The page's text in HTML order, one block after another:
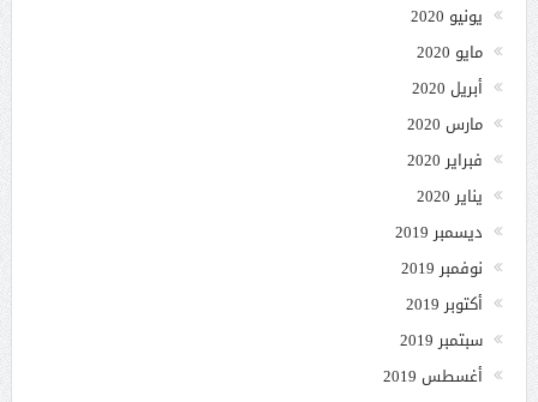
يونيو 2020
مايو 2020
أبريل 2020
مارس 2020
فبراير 2020
يناير 2020
ديسمبر 2019
نوفمبر 2019
أكتوبر 2019
سبتمبر 2019
أغسطس 2019